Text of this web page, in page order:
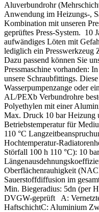
Aluverbundrohr
Anwendung im Heizungs-,
Kombination mit unseren
geprüftes Press-System. 10
aufwändiges Löten mit
lediglich ein Presswerkzeug
Dazu passend können Sie
Pressmaschine vorhanden:
unsere Schraubfittings.
Wasserpumpenzange oder
AL/PEXb Verbundrohre
Polyethylen mit einer
Max. Druck 10 bar
Betriebstemperatur für
110 °C
Hochtemperatur-
Störfall 100 h 110 °C): 10
Oberflächenrauhigkeit
Sauerstoffdiffusion im
Min. Biegeradius: 5dn (per
DVGW-geprüft A:
HaftschichtC: Aluminium